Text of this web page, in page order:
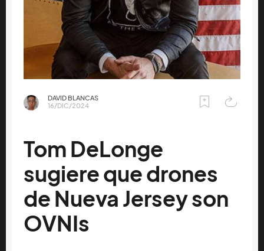
DAVID BLANCAS
16/DIC/2024
Tom DeLonge
sugiere que drones
de Nueva Jersey son
OVNIs